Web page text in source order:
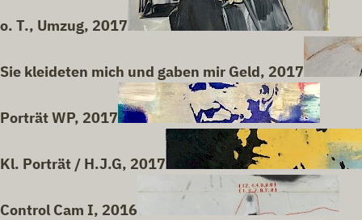
o. T., Umzug, 2017
Sie kleideten mich und gaben mir Geld, 2017
Porträt WP, 2017
Kl. Porträt / H.J.G, 2017
Control Cam I, 2016